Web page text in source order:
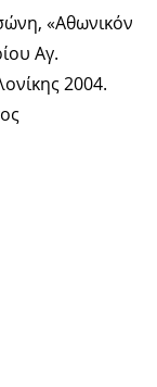
«Αθωνικόν
Αγ.
2004.